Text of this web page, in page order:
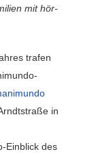
mit hör-
trafen
in
Einblick des